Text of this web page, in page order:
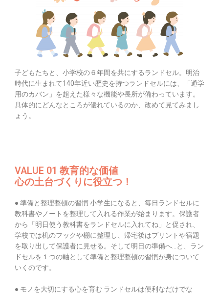
子どもたちと、小学校の６年間を共にするランドセル。明治
時代に生まれて140年近い歴史を持つランドセルには、「通学
用のカバン」を超えた様々な機能や長所が備わっています。
具体的にどんなところが優れているのか、改めて見てみまし
ょう。
VALUE 01 教育的な価値
心の土台づくりに役立つ！
● 準備と整理整頓の習慣 小学生になると、毎日ランドセルに
教科書やノートを整理して入れる作業が始まります。保護者
から「明日使う教科書をランドセルに入れてね」と促され、
学校では机のフックや棚に整理し、帰宅後はプリントや宿題
を取り出して保護者に見せる。そして明日の準備へ…と、ラン
ドセルを１つの軸として準備と整理整頓の習慣が身について
いくのです。
● モノを大切にする心を育む ランドセルは便利なだけでな